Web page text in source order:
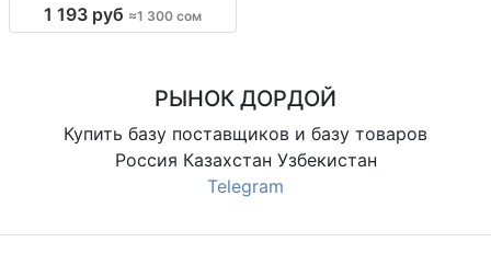
1 193 руб ≈1 300 сом
РЫНОК ДОРДОЙ
Купить базу поставщиков и базу товаров
Россия Казахстан Узбекистан
Telegram